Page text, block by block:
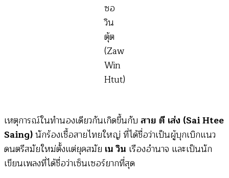
ซอ
วิน
ตุ้ต
(Zaw
Win
Htut)
เหตุการณ์ในทำนองเดียวกันเกิดขึ้นกับ สาย ตี เส่ง (Sai Htee
Saing)นักร้องเชื้อสายไทยใหญ่ ที่ได้ชื่อว่าเป็นผู้บุกเบิกแนว
ดนตรีสมัยใหม่ตั้งแต่ยุคสมัย เน วิน เรืองอำนาจ และเป็นนัก
เขียนเพลงที่ได้ชื่อว่าเซ็นเซอร์ยากที่สุด